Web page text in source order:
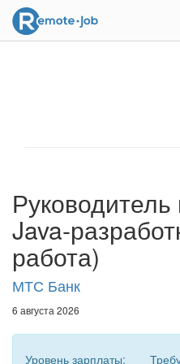
Java-
работа)
МТС Банк
6 августа 2026
Уровень зарплаты: